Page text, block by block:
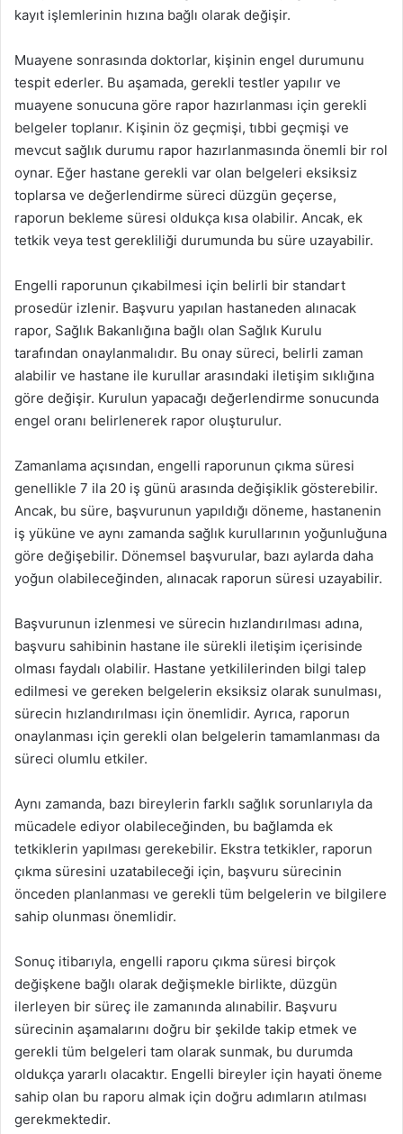
kayıt işlemlerinin hızına bağlı olarak değişir.
Muayene sonrasında doktorlar, kişinin engel durumunu
tespit ederler. Bu aşamada, gerekli testler yapılır ve
muayene sonucuna göre rapor hazırlanması için gerekli
belgeler toplanır. Kişinin öz geçmişi, tıbbi geçmişi ve
mevcut sağlık durumu rapor hazırlanmasında önemli bir rol
oynar. Eğer hastane gerekli var olan belgeleri eksiksiz
toplarsa ve değerlendirme süreci düzgün geçerse,
raporun bekleme süresi oldukça kısa olabilir. Ancak, ek
tetkik veya test gerekliliği durumunda bu süre uzayabilir.
Engelli raporunun çıkabilmesi için belirli bir standart
prosedür izlenir. Başvuru yapılan hastaneden alınacak
rapor, Sağlık Bakanlığına bağlı olan Sağlık Kurulu
tarafından onaylanmalıdır. Bu onay süreci, belirli zaman
alabilir ve hastane ile kurullar arasındaki iletişim sıklığına
göre değişir. Kurulun yapacağı değerlendirme sonucunda
engel oranı belirlenerek rapor oluşturulur.
Zamanlama açısından, engelli raporunun çıkma süresi
genellikle 7 ila 20 iş günü arasında değişiklik gösterebilir.
Ancak, bu süre, başvurunun yapıldığı döneme, hastanenin
iş yüküne ve aynı zamanda sağlık kurullarının yoğunluğuna
göre değişebilir. Dönemsel başvurular, bazı aylarda daha
yoğun olabileceğinden, alınacak raporun süresi uzayabilir.
Başvurunun izlenmesi ve sürecin hızlandırılması adına,
başvuru sahibinin hastane ile sürekli iletişim içerisinde
olması faydalı olabilir. Hastane yetkililerinden bilgi talep
edilmesi ve gereken belgelerin eksiksiz olarak sunulması,
sürecin hızlandırılması için önemlidir. Ayrıca, raporun
onaylanması için gerekli olan belgelerin tamamlanması da
süreci olumlu etkiler.
Aynı zamanda, bazı bireylerin farklı sağlık sorunlarıyla da
mücadele ediyor olabileceğinden, bu bağlamda ek
tetkiklerin yapılması gerekebilir. Ekstra tetkikler, raporun
çıkma süresini uzatabileceği için, başvuru sürecinin
önceden planlanması ve gerekli tüm belgelerin ve bilgilere
sahip olunması önemlidir.
Sonuç itibarıyla, engelli raporu çıkma süresi birçok
değişkene bağlı olarak değişmekle birlikte, düzgün
ilerleyen bir süreç ile zamanında alınabilir. Başvuru
sürecinin aşamalarını doğru bir şekilde takip etmek ve
gerekli tüm belgeleri tam olarak sunmak, bu durumda
oldukça yararlı olacaktır. Engelli bireyler için hayati öneme
sahip olan bu raporu almak için doğru adımların atılması
gerekmektedir.